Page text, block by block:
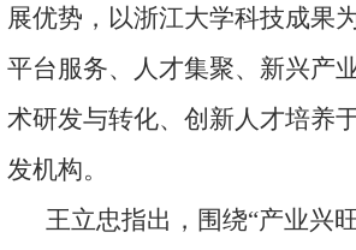
展优势，以浙江大学科技成果
平台服务、人才集聚、新兴产
术研发与转化、创新人才培养
发机构。
王立忠指出，围绕“产业兴